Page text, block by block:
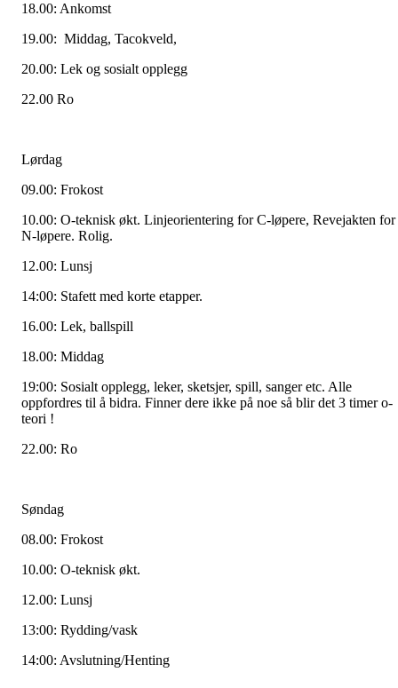
18.00: Ankomst
19.00: Middag, Tacokveld,
20.00: Lek og sosialt opplegg
22.00 Ro
Lørdag
09.00: Frokost
10.00: O-teknisk økt. Linjeorientering for C-løpere, Revejakten for
N-løpere. Rolig.
12.00: Lunsj
14:00: Stafett med korte etapper.
16.00: Lek, ballspill
18.00: Middag
19:00: Sosialt opplegg, leker, sketsjer, spill, sanger etc. Alle
oppfordres til å bidra. Finner dere ikke på noe så blir det 3 timer o-
teori !
22.00: Ro
Søndag
08.00: Frokost
10.00: O-teknisk økt.
12.00: Lunsj
13:00: Rydding/vask
14:00: Avslutning/Henting